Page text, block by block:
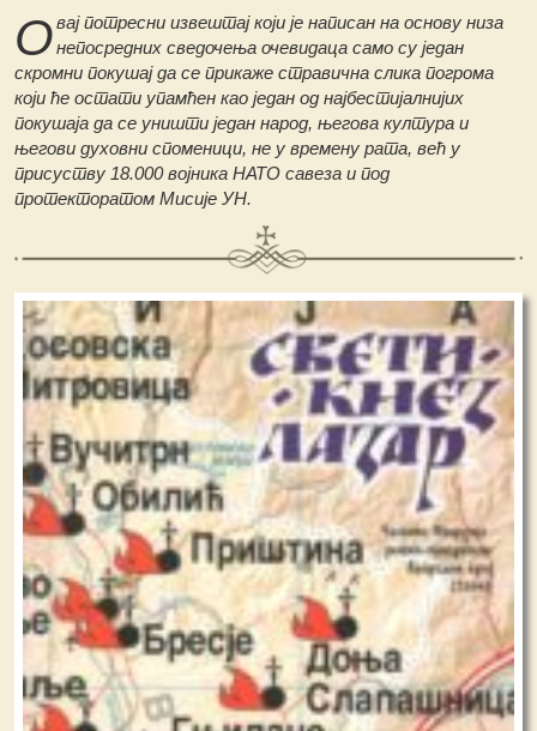
Овај потресни извештај који је написан на основу низа
непосредних сведочења очевидаца само су један
скромни покушај да се прикаже стравична слика погрома
који ће остати упамћен као један од најбестијалнијих
покушаја да се уништи један народ, његова култура и
његови духовни споменици, не у времену рата, већ у
присуству 18.000 војника НАТО савеза и под
протекторатом Мисије УН.